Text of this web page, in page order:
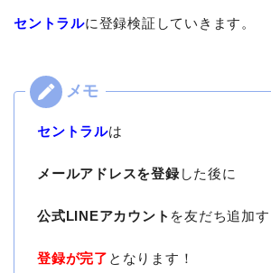
セントラルに登録検証していきます。
セントラルは
メールアドレスを登録した後に
公式LINEアカウント を友だち追加
登録が完了 となります！